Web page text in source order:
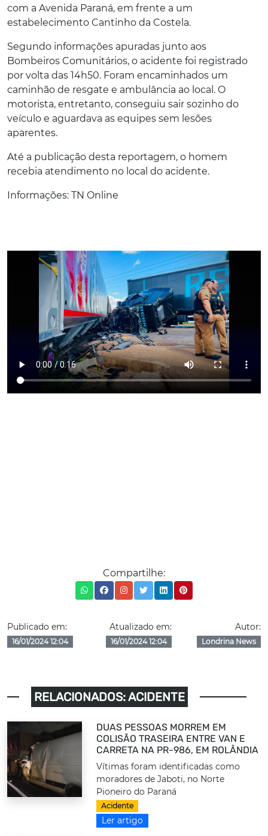
com a Avenida Paraná, em frente a um
estabelecimento Cantinho da Costela.
Segundo informações apuradas junto aos
Bombeiros Comunitários, o acidente foi registrado
por volta das 14h50. Foram encaminhados um
caminhão de resgate e ambulância ao local. O
motorista, entretanto, conseguiu sair sozinho do
veículo e aguardava as equipes sem lesões
aparentes.
Até a publicação desta reportagem, o homem
recebia atendimento no local do acidente.
Informações: TN Online
Compartilhe:
Publicado em:
16/01/2024 12:04
Atualizado em:
16/01/2024 12:04
Autor:
Londrina News
RELACIONADOS: ACIDENTE
DUAS PESSOAS MORREM EM
COLISÃO TRASEIRA ENTRE VAN E
CARRETA NA PR-986, EM ROLÂNDIA
Vítimas foram identificadas como
moradores de Jaboti, no Norte
Pioneiro do Paraná
Acidente
Ler artigo